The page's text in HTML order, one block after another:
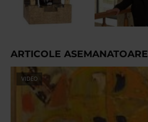
ARTICOLE ASEMANATOARE
VIDEO